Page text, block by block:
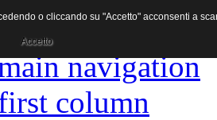
navigation
column
o cliccando su "Accetto" acconsenti a
Accetto